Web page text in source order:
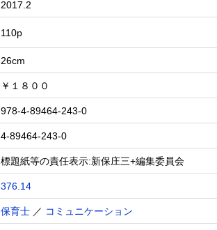
2017.2
110p
26cm
￥１８００
978-4-89464-243-0
4-89464-243-0
標題紙等の責任表示:新保庄三+編集委員会
376.14
保育士 ／ コミュニケーション